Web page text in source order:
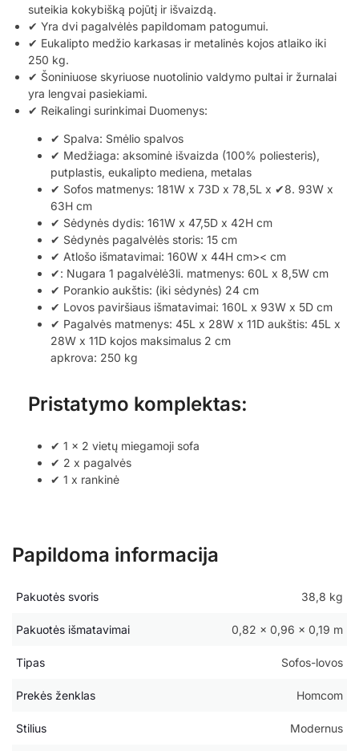
suteikia kokybišką pojūtį ir išvaizdą.
✔ Yra dvi pagalvėlės papildomam patogumui.
✔ Eukalipto medžio karkasas ir metalinės kojos atlaiko iki
250 kg.
✔ Šoniniuose skyriuose nuotolinio valdymo pultai ir žurnalai
yra lengvai pasiekiami.
✔ Reikalingi surinkimai Duomenys:
✔ Spalva: Smėlio spalvos
✔ Medžiaga: aksominė išvaizda (100% poliesteris),
putplastis, eukalipto mediena, metalas
✔ Sofos matmenys: 181W x 73D x 78,5L x ✔8. 93W x
63H cm
✔ Sėdynės dydis: 161W x 47,5D x 42H cm
✔ Sėdynės pagalvėlės storis: 15 cm
✔ Atlošo išmatavimai: 160W x 44H cm>< cm
✔: Nugara 1 pagalvėlė3li. matmenys: 60L x 8,5W cm
✔ Porankio aukštis: (iki sėdynės) 24 cm
✔ Lovos paviršiaus išmatavimai: 160L x 93W x 5D cm
✔ Pagalvės matmenys: 45L x 28W x 11D aukštis: 45L x
28W x 11D kojos maksimalus 2 cm
apkrova: 250 kg
Pristatymo komplektas:
✔ 1 x 2 vietų miegamoji sofa
✔ 2 x pagalvės
✔ 1 x rankinė
Papildoma informacija
Pakuotės svoris 38,8 kg
Pakuotės išmatavimai 0,82 × 0,96 × 0,19 m
Tipas Sofos-lovos
Prekės ženklas Homcom
Stilius Modernus